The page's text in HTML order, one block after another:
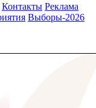
Контакты Реклама
Выборы-2026